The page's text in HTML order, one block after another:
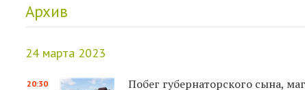
Архив
24 марта 2023
20:30
Побег губернаторского сына,